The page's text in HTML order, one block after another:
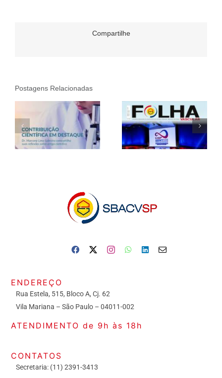
Compartilhe
Postagens Relacionadas
ENDEREÇO
Rua Estela, 515, Bloco A, Cj. 62
Vila Mariana – São Paulo – 04011-002
ATENDIMENTO de 9h às 18h
CONTATOS
Secretaria: (11) 2391-3413